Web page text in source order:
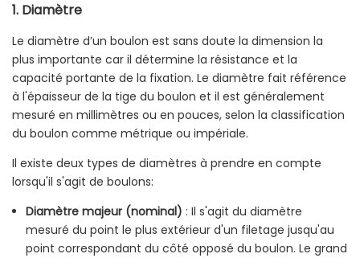
1. Diamètre
Le diamètre d’un boulon est sans doute la dimension la
plus importante car il détermine la résistance et la
capacité portante de la fixation. Le diamètre fait référence
à l'épaisseur de la tige du boulon et il est généralement
mesuré en millimètres ou en pouces, selon la classification
du boulon comme métrique ou impériale.
Il existe deux types de diamètres à prendre en compte
lorsqu'il s'agit de boulons:
Diamètre majeur (nominal) : Il s'agit du diamètre
mesuré du point le plus extérieur d'un filetage jusqu'au
point correspondant du côté opposé du boulon. Le grand